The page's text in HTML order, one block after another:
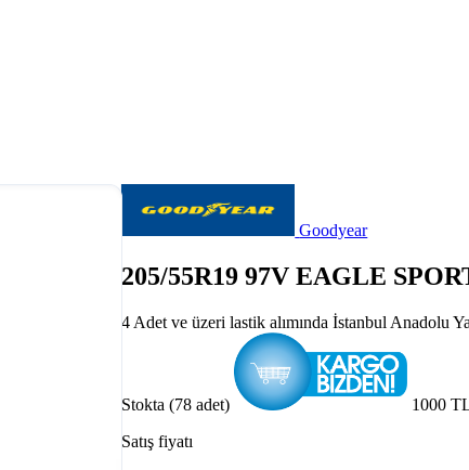
Goodyear
205/55R19 97V EAGLE
4 Adet ve üzeri lastik alımında İstanbul Anadolu
Stokta (78 adet)
1000
Satış fiyatı